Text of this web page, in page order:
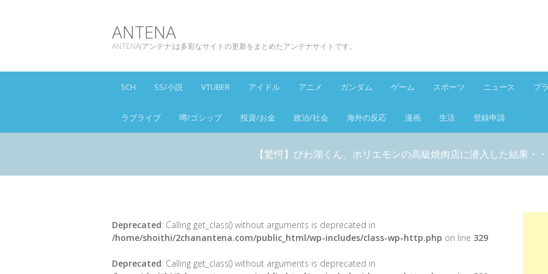
ANTENA
ANTENA(アンテナ)は多彩なサイトの更新をまとめたアンテナサイトです。
5CH SS/小説 VTUBER アイドル アニメ ガンダム ゲーム スポーツ ニュース プ
ラブライブ 噂/ゴシップ 投資/お金 政治/社会 海外の反応 漫画 生活 登録申請
【驚愕】びわ湖くん、ホリエモンの高級焼肉店に潜入した結果・・
Deprecated: Calling get_class() without arguments is deprecated in
/home/shoithi/2chanantena.com/public_html/wp-includes/class-wp-http.php on line 329
Deprecated: Calling get_class() without arguments is deprecated in